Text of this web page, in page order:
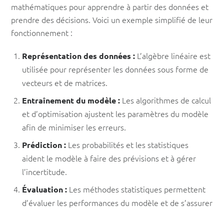
mathématiques pour apprendre à partir des données et
prendre des décisions. Voici un exemple simplifié de leur
fonctionnement :
Représentation des données : L’algèbre linéaire est
utilisée pour représenter les données sous forme de
vecteurs et de matrices.
Entraînement du modèle : Les algorithmes de calcul
et d’optimisation ajustent les paramètres du modèle
afin de minimiser les erreurs.
Prédiction : Les probabilités et les statistiques
aident le modèle à faire des prévisions et à gérer
l’incertitude.
Évaluation : Les méthodes statistiques permettent
d’évaluer les performances du modèle et de s’assurer